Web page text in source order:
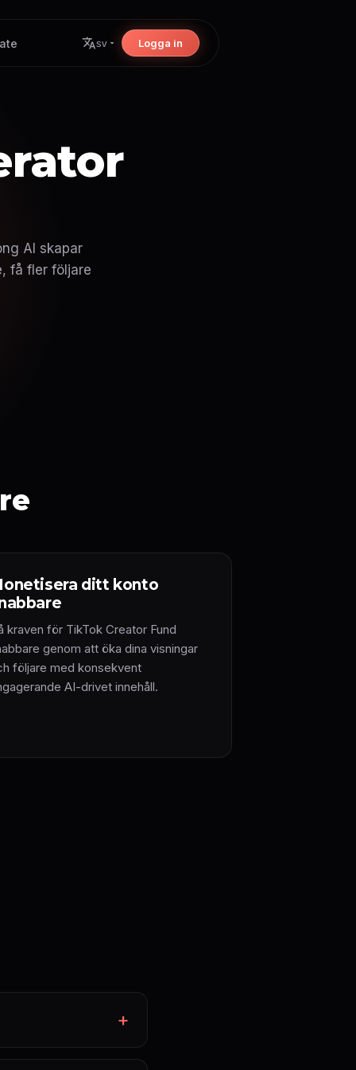
sv Logga in
AI skapar
få fler följare
ditt konto
kraven för TikTok Creator Fund
genom att öka dina visningar
följare med konsekvent
AI-drivet innehåll.